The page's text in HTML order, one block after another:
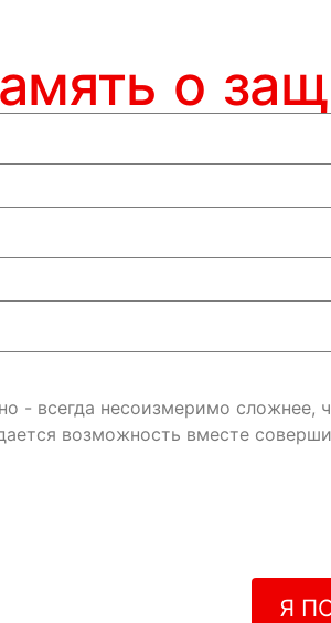
о
- всегда несоизмеримо
возможность вместе
Я